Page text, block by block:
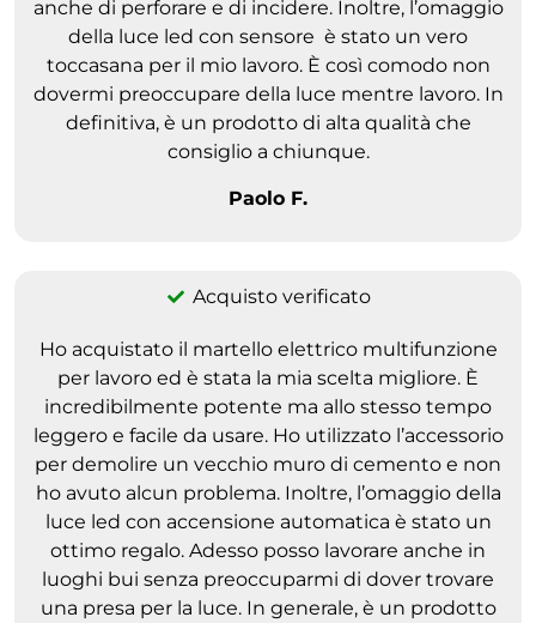
anche di perforare e di incidere. Inoltre, l’omaggio
della luce led con sensore è stato un vero
toccasana per il mio lavoro. È così comodo non
dovermi preoccupare della luce mentre lavoro. In
definitiva, è un prodotto di alta qualità che
consiglio a chiunque.
Paolo F.
Acquisto verificato
Ho acquistato il martello elettrico multifunzione
per lavoro ed è stata la mia scelta migliore. È
incredibilmente potente ma allo stesso tempo
leggero e facile da usare. Ho utilizzato l’accessorio
per demolire un vecchio muro di cemento e non
ho avuto alcun problema. Inoltre, l’omaggio della
luce led con accensione automatica è stato un
ottimo regalo. Adesso posso lavorare anche in
luoghi bui senza preoccuparmi di dover trovare
una presa per la luce. In generale, è un prodotto